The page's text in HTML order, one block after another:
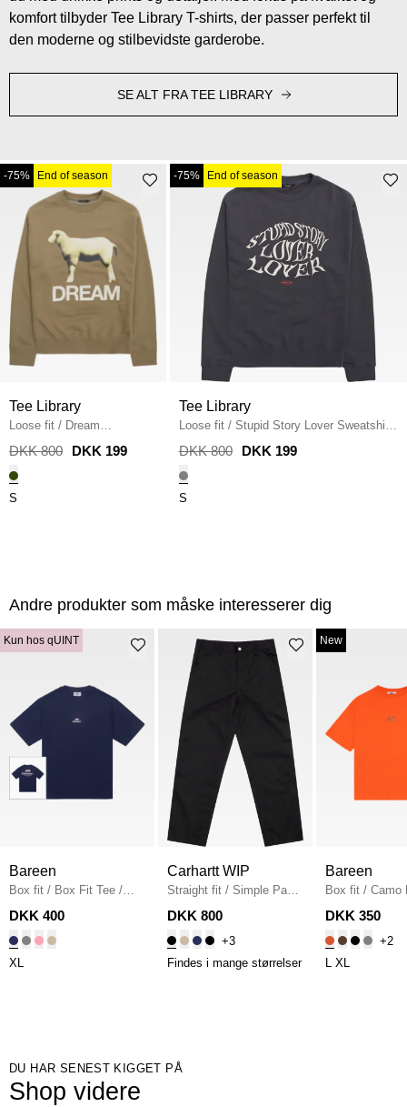
komfort tilbyder Tee Library T-shirts, der passer perfekt til
den moderne og stilbevidste garderobe.
SE ALT FRA TEE LIBRARY
-75% End of season
Tee Library
Loose fit / Dream
Sweatshirt
MOSS
DKK 800 DKK 199
S
-75% End of season
Tee Library
Loose fit / Stupid Story Lover Sweatshirt
/ CHARCOAL
DKK 800 DKK 199
S
Andre produkter som måske interesserer dig
Kun hos qUINT
Bareen
Box fit / Box Fit Tee /
NAVY
DKK 400
XL
Carhartt WIP
Straight fit / Simple Pant
I020075 / BLACK
DKK 800
+3
Findes i mange størrelser
New
Bareen
Box fit / Camo
Fit T-shirt /
DKK 350
+2
L XL
DU HAR SENEST KIGGET PÅ
Shop videre